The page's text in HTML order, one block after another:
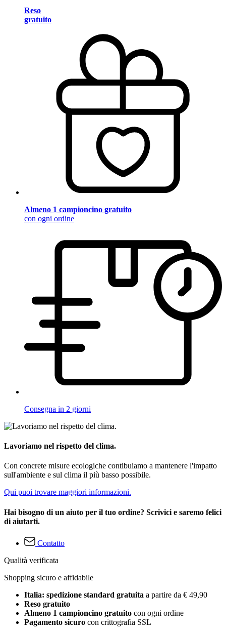
Reso
gratuito
Almeno 1 campioncino gratuito
con ogni ordine
Consegna in 2 giorni
Lavoriamo nel rispetto del clima.
Con concrete misure ecologiche contibuiamo a mantenere l'impatto
sull'ambiente e sul clima il più basso possibile.
Qui puoi trovare maggiori informazioni.
Hai bisogno di un aiuto per il tuo ordine? Scrivici e saremo felici
di aiutarti.
Contatto
Qualità verificata
Shopping sicuro e affidabile
Italia: spedizione standard gratuita a partire da € 49,90
Reso gratuito
Almeno 1 campioncino gratuito con ogni ordine
Pagamento sicuro con crittografia SSL